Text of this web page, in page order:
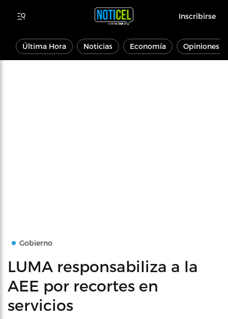
Inscribirse
Última Hora Noticias Economía Opiniones
Gobierno
LUMA responsabiliza a la
AEE por recortes en
servicios